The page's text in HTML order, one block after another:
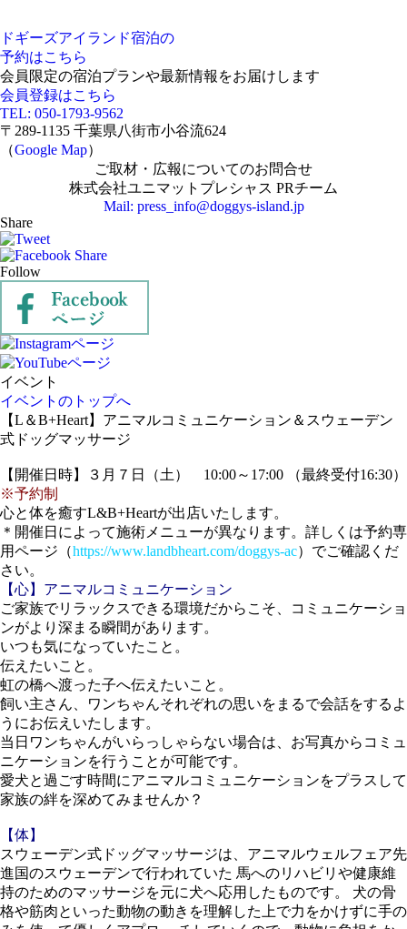
ドギーズアイランド宿泊の
予約はこちら
会員限定の宿泊プランや最新情報をお届けします
会員登録はこちら
TEL: 050-1793-9562
〒289-1135 千葉県八街市小谷流624
（Google Map）
ご取材・広報についてのお問合せ
株式会社ユニマットプレシャス PRチーム
Mail: press_info@doggys-island.jp
Share
Follow
イベント
イベントのトップへ
【L＆B+Heart】アニマルコミュニケーション＆スウェーデン
式ドッグマッサージ
【開催日時】３月７日（土） 10:00～17:00 （最終受付16:30）
※予約制
心と体を癒すL&B+Heartが出店いたします。
＊開催日によって施術メニューが異なります。詳しくは予約専
用ページ（https://www.landbheart.com/doggys-ac）でご確認くだ
さい。
【心】アニマルコミュニケーション
ご家族でリラックスできる環境だからこそ、コミュニケーショ
ンがより深まる瞬間があります。
いつも気になっていたこと。
伝えたいこと。
虹の橋へ渡った子へ伝えたいこと。
飼い主さん、ワンちゃんそれぞれの思いをまるで会話をするよ
うにお伝えいたします。
当日ワンちゃんがいらっしゃらない場合は、お写真からコミュ
ニケーションを行うことが可能です。
愛犬と過ごす時間にアニマルコミュニケーションをプラスして
家族の絆を深めてみませんか？
【体】
スウェーデン式ドッグマッサージは、アニマルウェルフェア先
進国のスウェーデンで行われていた 馬へのリハビリや健康維
持のためのマッサージを元に犬へ応用したものです。 犬の骨
格や筋肉といった動物の動きを理解した上で力をかけずに手の